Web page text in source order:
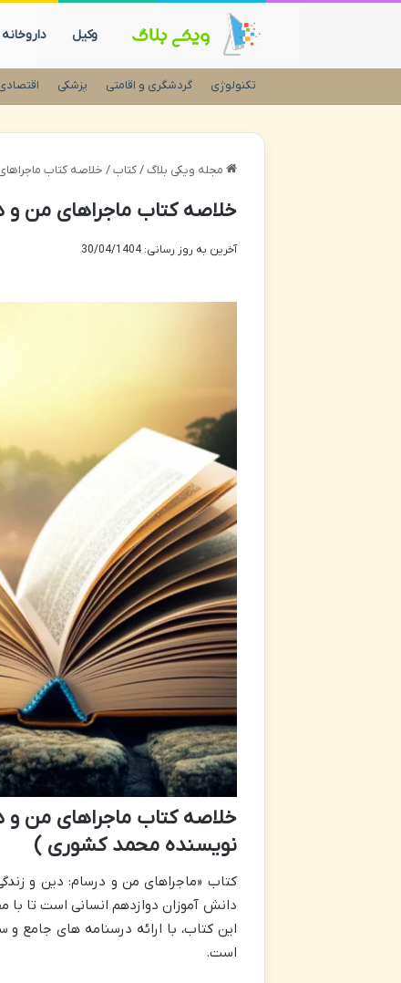
وکیل داروخانه
تکنولوژی گردشگری و اقامتی پزشکی
مجله ویکی بلاگ / کتاب / خلاصه کتاب ماجراهای من و
خلاصه کتاب ماجراهای من و درسام دین
آخرین به روز رسانی: 30/04/1404
نویسنده محمد کشوری )
کتاب «ماجراهای من و درسام: دین و زندگی 3 – پایه دوازدهم انسانی» اثر محمد کشوری،
دانش آموزان دوازدهم انسانی است تا با
این کتاب، با ارائه درسنامه های جامع
است.